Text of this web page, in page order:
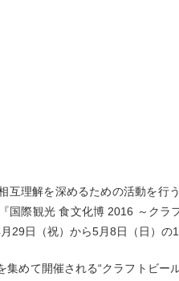
互理解を深めるための活動を行
国際観光 食文化博 2016 ～ク
29日（祝）から5月8日（日）の
めて開催される“クラフトビー